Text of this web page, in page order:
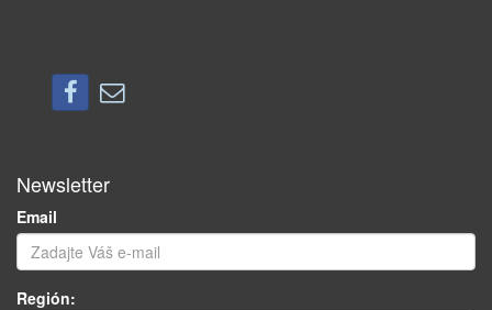
Newsletter
Email
Región: